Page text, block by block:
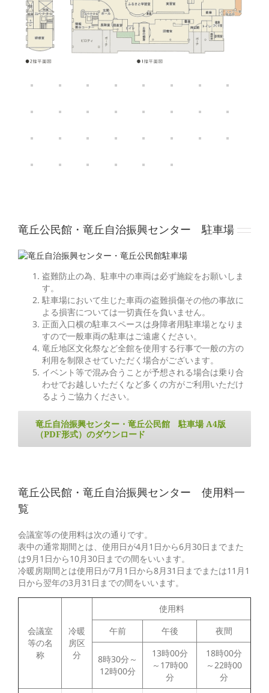
竜丘公民館・竜丘自治振興センター 駐車場
盗難防止の為、駐車中の車両は必ず施錠をお願いしま
す。
駐車場において生じた車両の盗難損傷その他の事故に
よる損害については一切責任を負いません。
正面入口横の駐車スペースは身障者用駐車場となりま
すので一般車両の駐車はご遠慮ください。
竜丘地区文化祭など全館を使用する行事で一般の方の
利用を制限させていただく場合がございます。
イベント等で混み合うことが予想される場合は乗り合
わせでお越しいただくなど多くの方がご利用いただけ
るようご協力ください。
竜丘自治振興センター・竜丘公民館 駐車場 A4版
（PDF形式）のダウンロード
竜丘公民館・竜丘自治振興センター 使用料一
覧
会議室等の使用料は次の通りです。
表中の通常期間とは、使用日が4月1日から6月30日までまた
は9月1日から10月30日までの間をいいます。
冷暖房期間とは使用日が7月1日から8月31日までまたは11月1
日から翌年の3月31日までの間をいいます。
会議室
等の名
称
冷暖
房区
分
使用料
午前
午後 夜間
8時30分～
12時00分
13時00分
～17時00
分
18時00分
～22時00
分